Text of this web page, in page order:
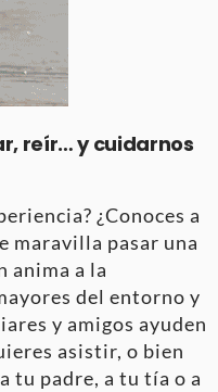
reír… y cuidarnos
¿Conoces a
maravilla pasar una
anima a la
del entorno y
y amigos ayuden
asistir, o bien
tu padre, a tu tía o a